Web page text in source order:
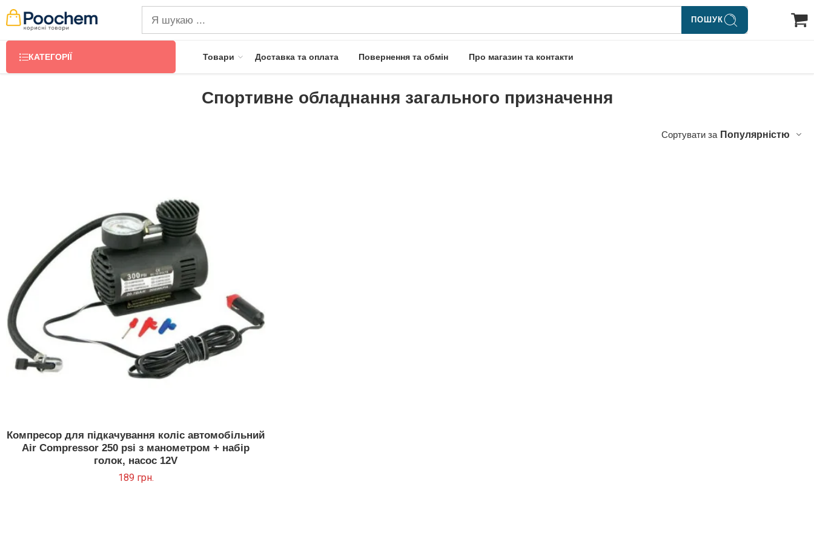
ПОШУК
КАТЕГОРІЇ Товари Доставка та оплата Повернення та обмін Про магазин та контакти
Спортивне обладнання загального призначення
Сортувати за Популярністю
Компресор для підкачування коліс автомобільний
Air Compressor 250 psi з манометром + набір
голок, насос 12V
189 грн.